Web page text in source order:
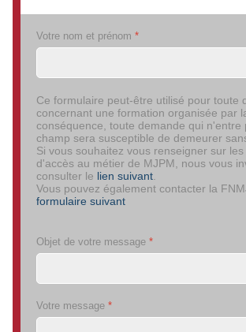
Votre nom et prénom *
Ce formulaire peut-être utilisé pour toute
concernant une formation organisée par
conséquence, toute demande qui n'entre
champ sera susceptible de demeurer
Si vous souhaitez vous renseigner sur
d'accès au métier de MJPM, nous vous
consulter le lien suivant.
Vous pouvez également contacter la
formulaire suivant
Objet de votre message *
Votre message *